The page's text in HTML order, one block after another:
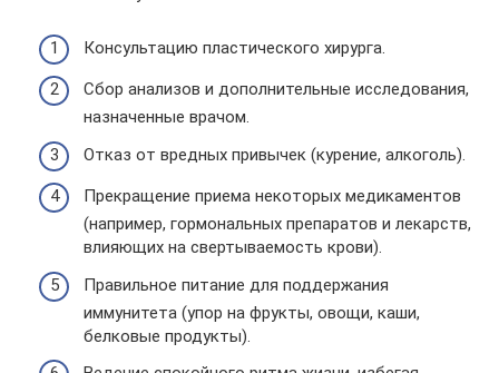
Консультацию пластического хирурга.
Сбор анализов и дополнительные исследования,
назначенные врачом.
Отказ от вредных привычек (курение, алкоголь).
Прекращение приема некоторых медикаментов
(например, гормональных препаратов и лекарств,
влияющих на свертываемость крови).
Правильное питание для поддержания
иммунитета (упор на фрукты, овощи, каши,
белковые продукты).